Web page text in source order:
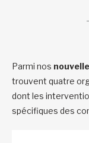
Parmi nos
trouvent quatre
dont les
spécifiques des